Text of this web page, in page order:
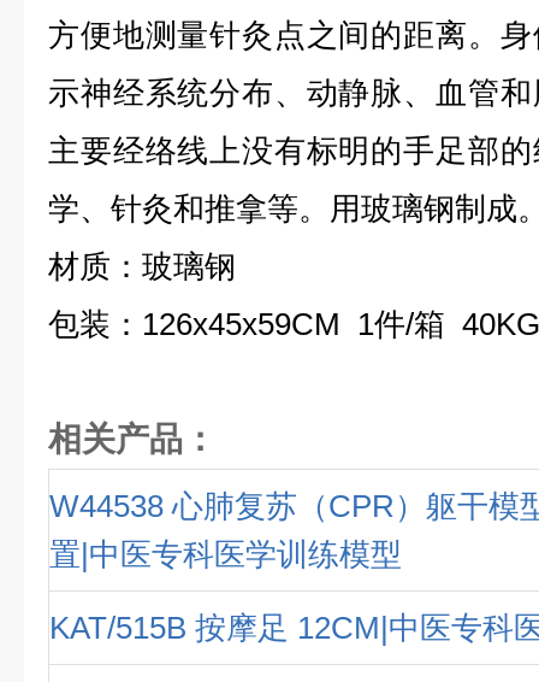
方便地测量针灸点之间的距离。
示神经系统分布、动静脉、血管
主要经络线上没有标明的手足部
学、针灸和推拿等。用玻璃钢制成
材质：玻璃钢
包装：126x45x59CM 1件/箱
相关产品：
W44538 心肺复苏（CPR）躯干模
置|中医专科医学训练模型
KAT/515B 按摩足 12CM|中医专科